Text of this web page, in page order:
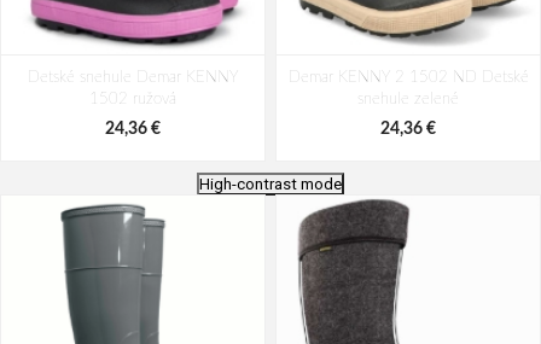
Detské snehule Demar KENNY
1502 ružová
24,36 €
Demar KENNY 2 1502 ND Detské
snehule zelené
24,36 €
High-contrast mode